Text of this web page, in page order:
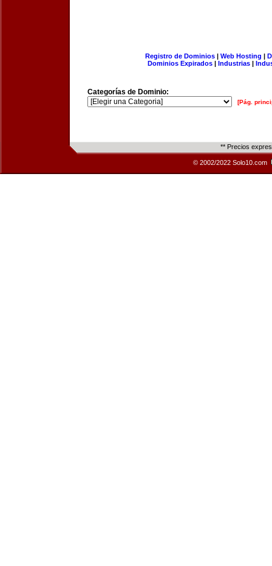
Registro de Dominios| Web Hosting |
Dominios Expirados | Industrias |
Categorías de Dominio:
[Pág.
** Precios
© 2002/2022 Solo10.com